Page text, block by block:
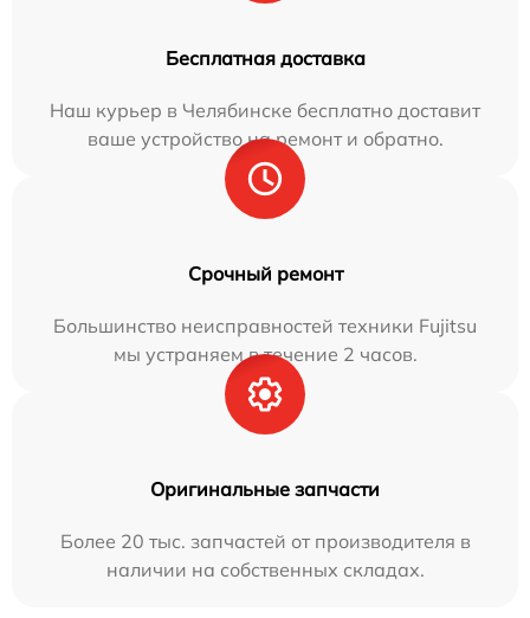
Бесплатная доставка
Наш курьер в Челябинске бесплатно доставит
ваше устройство на ремонт и обратно.
Срочный ремонт
Большинство неисправностей техники Fujitsu
мы устраняем в течение 2 часов.
Оригинальные запчасти
Более 20 тыс. запчастей от производителя в
наличии на собственных складах.